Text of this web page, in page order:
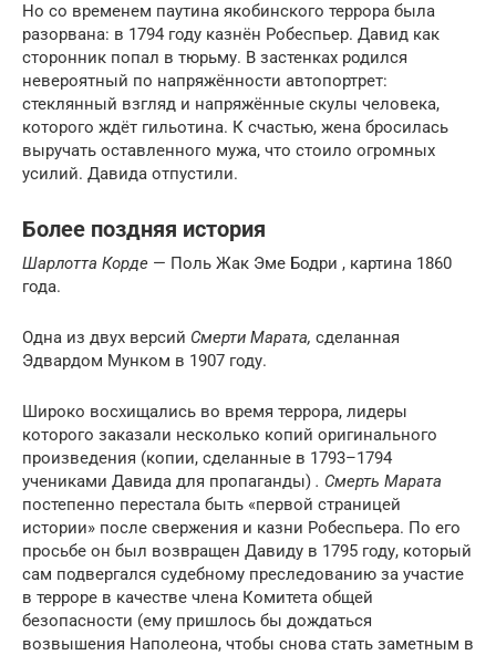
Но со временем паутина якобинского террора была
разорвана: в 1794 году казнён Робеспьер. Давид как
сторонник попал в тюрьму. В застенках родился
невероятный по напряжённости автопортрет:
стеклянный взгляд и напряжённые скулы человека,
которого ждёт гильотина. К счастью, жена бросилась
выручать оставленного мужа, что стоило огромных
усилий. Давида отпустили.
Более поздняя история
Шарлотта Корде — Поль Жак Эме Бодри , картина 1860
года.
Одна из двух версий Смерти Марата, сделанная
Эдвардом Мунком в 1907 году.
Широко восхищались во время террора, лидеры
которого заказали несколько копий оригинального
произведения (копии, сделанные в 1793–1794
учениками Давида для пропаганды) . Смерть Марата
постепенно перестала быть «первой страницей
истории» после свержения и казни Робеспьера. По его
просьбе он был возвращен Давиду в 1795 году, который
сам подвергался судебному преследованию за участие
в терроре в качестве члена Комитета общей
безопасности (ему пришлось бы дождаться
возвышения Наполеона, чтобы снова стать заметным в